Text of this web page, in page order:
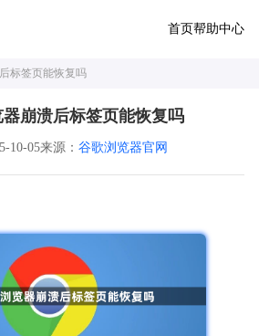
首页帮助中心
标签页能恢复吗
器崩溃后标签页能恢复吗
10-05来源： 谷歌浏览器官网